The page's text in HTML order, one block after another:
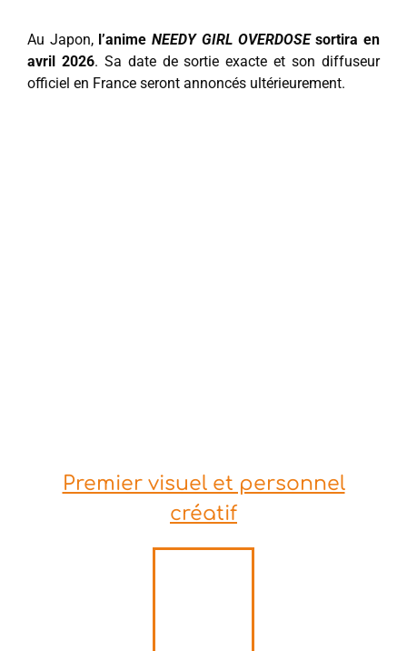
Au Japon, l’animeNEEDY GIRL OVERDOSEsortira en
avril 2026. Sa date de sortie exacte et son diffuseur
officiel en France seront annoncés ultérieurement.
Premier visuel et personnel
créatif